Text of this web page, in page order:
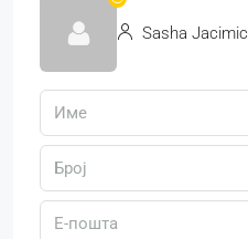
Sasha Jacimic